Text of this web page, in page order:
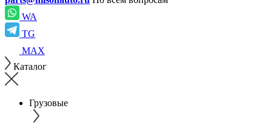
WA
TG
MAX
Каталог
Грузовые